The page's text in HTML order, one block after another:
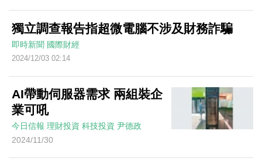
獨立調查報告指超微電腦不涉及財務詐騙
即時新聞 國際財經
2024/12/03 02:14
AI帶動伺服器需求 兩組裝企
業可吼
今日信報 理財投資 科技投資 尹德政
2024/11/30